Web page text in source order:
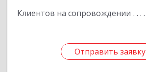
Клиентов на сопровождении
Отправить заявку
Отправить заявку